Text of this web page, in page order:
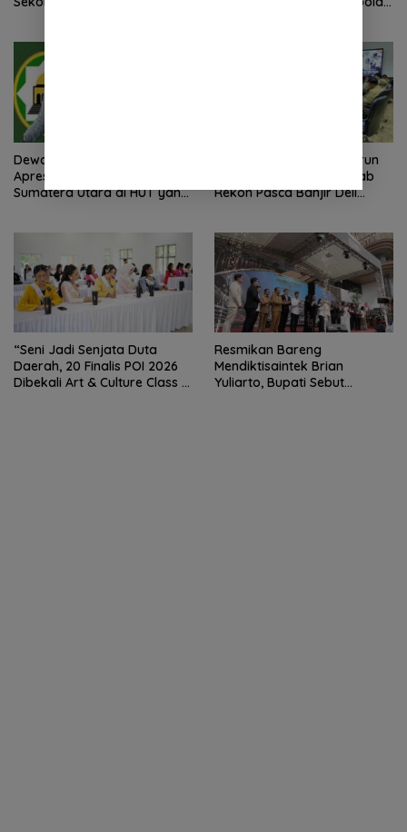
Hermawan Bersikap Tegas .
Dewan Masjid Indonesia
Apresiasi Kinerja Polri
Sumatera Utara di HUT yang
Tim Monitoring BNPT Turun
Langsung, Pastikan Rehab
Rekon Pasca Banjir Deli
“Seni Jadi Senjata Duta
Daerah, 20 Finalis POI 2026
Dibekali Art & Culture Class di
Resmikan Bareng
Mendiktisaintek Brian
Yuliarto, Bupati Sebut